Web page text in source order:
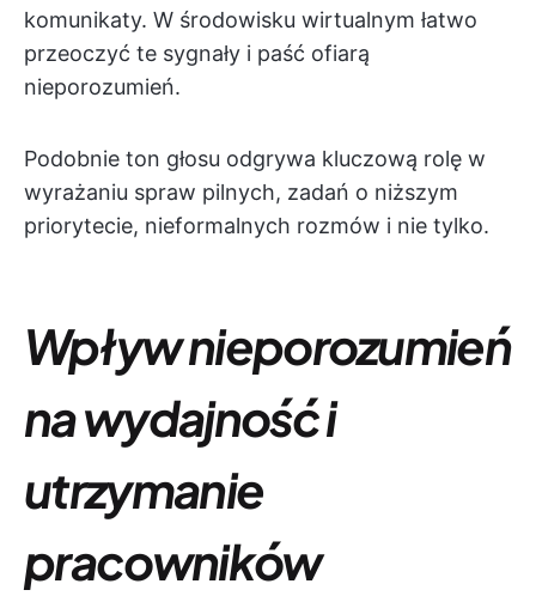
komunikaty. W środowisku wirtualnym łatwo
przeoczyć te sygnały i paść ofiarą
nieporozumień.
Podobnie ton głosu odgrywa kluczową rolę w
wyrażaniu spraw pilnych, zadań o niższym
priorytecie, nieformalnych rozmów i nie tylko.
Wpływ nieporozumień
na wydajność i
utrzymanie
pracowników